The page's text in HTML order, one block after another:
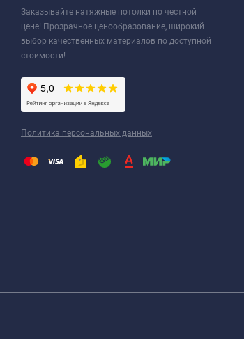
Заказывайте натяжные потолки по честной
цене! Прозрачное ценообразование, широкий
выбор качественных материалов по доступной
стоимости!
Политика персональных данных